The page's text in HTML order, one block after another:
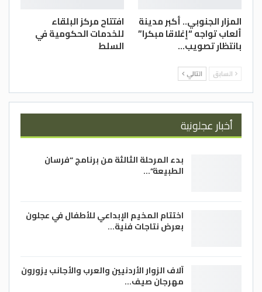
المزار الجنوبي.. أكبر مدينة
ألعاب تواجه “إغلاقا مبكرا”
بانتظار تصويب…
افتتاح مركز البلقاء
للخدمات الحكومية في
السلط
السابق التالي
أخبار عجلونية
بدء المرحلة الثالثة من برنامج “فرسان
الطبيعة”…
اختتام المخيم الإبداعي للأطفال في عجلون
بعرض نتاجات فنية…
آلاف الزوار الأردنيين والعرب والأجانب يزورون
مهرجان صيف…